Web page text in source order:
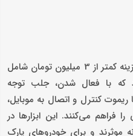
مدل‌های مختلف دزدگیر خودرو با هزینه کمتر از 3 میلیون تومان شامل
که با فعال شدن، جلب توجه
ریموت کنترل و اتصال به موبایل،
فراهم می‌کنند. این ابزارها در
و برای خودروهای پارک